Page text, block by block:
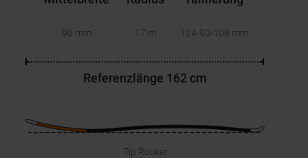
90 mm 17 m 124-90-108 mm
Referenzlänge 162 cm
Tip Rocker